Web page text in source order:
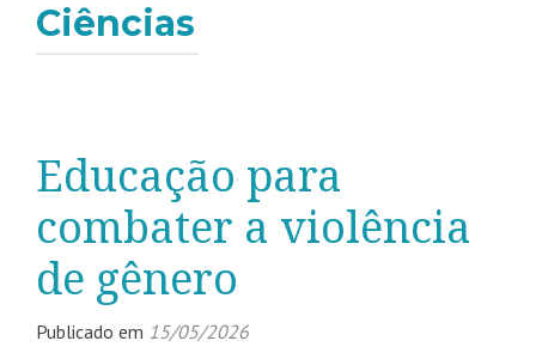
Ciências
Educação para
combater a violência
de gênero
Publicado em 15/05/2026